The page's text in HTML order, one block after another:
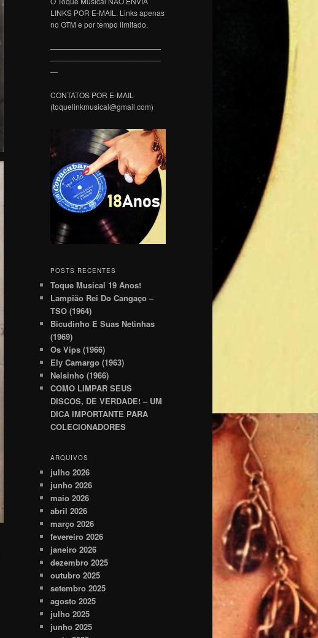
LINKS POR E-MAIL. Links apenas
no GTM e por tempo limitado.
———————————————
———————————————
—
CONTATOS POR E-MAIL
(toquelinkmusical@gmail.com)
POSTS RECENTES
Toque Musical 19 Anos!
Lampião Rei Do Cangaço –
TSO (1964)
Bicudinho E Suas Netinhas
(1969)
Os Vips (1966)
Ely Camargo (1963)
Nelsinho (1966)
COMO LIMPAR SEUS
DISCOS, DE VERDADE! – UM
DICA IMPORTANTE PARA
COLECIONADORES
ARQUIVOS
julho 2026
junho 2026
maio 2026
abril 2026
março 2026
fevereiro 2026
janeiro 2026
dezembro 2025
outubro 2025
setembro 2025
agosto 2025
julho 2025
junho 2025